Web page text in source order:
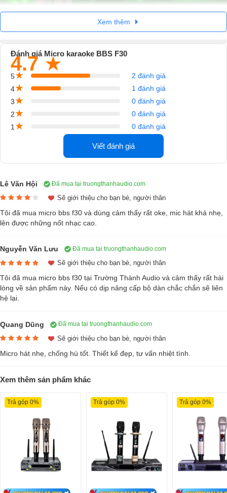
Những ưu điểm nổi bật
micro không dây karaokeBBS F30 với nhiều cải tiến
mới về vẻ bề ngoài vô cùng thu hút và không kém phần tinh tế, sang
cấp, siêu bền, sẽ luôn giữ được sự mới mẻ và tính thẩm mĩ mới cho
dù đã qua quá trình sử dụng lâu dài.
Bề ngoài của chiếc mic này được phủ một lớp sơn tĩnh điện có tác
dụng chống truyền điện, chống vân tay. Chỗ tay cầm được thiết kế khá
những tính năng hoàn hảo vừa rồi, bộ micro này còn có chất lượng
âm thanh vô cùng tuyệt hảo.
Bộ micro BBS F30 được thiết kế dành riêng cho nhu cầu giải trí bằng
karaoke, nên được trang bị cẩn thận góc tiếp âm rộng, vì vậy lúc sử
dụng không đòi hỏi bạn phải có cho mình những kỹ năng cầm mic tốt.
Phần tiếng phát ra của chiếc micro này có phần ấm hơn nếu so với
phiên bản micro trước và hét to vào mic cũng không bị vỡ tiếng.
Xem thêm
Đánh giá Micro karaoke BBS F30
4.7★
5★
2 đánh giá
4★
1 đánh giá
3★
0 đánh giá
2★
0 đánh giá
1 ★ 0 đánh giá
Viết đánh giá
Lê Văn Hội Đã mua tại truongthanhaudio.com
Sẽ giới thiệu cho bạn bè, người thân
Tôi đã mua micro bbs f30 và dùng cảm thấy rất oke, mic hát khá nhẹ,
lên được những nốt nhạc cao.
Nguyễn Văn Lưu Đã mua tại truongthanhaudio.com
Sẽ giới thiệu cho bạn bè, người thân
Tôi đã mua micro bbs f30 tại Trường Thành Audio và cảm thấy rất hài
lòng về sản phẩm này. Nếu có dịp nâng cấp bộ dàn chắc chắn sẽ liên
hệ lại.
Quang Dũng Đã mua tại truongthanhaudio.com
Sẽ giới thiệu cho bạn bè, người thân
Micro hát nhẹ, chống hú tốt. Thiết kế đẹp, tư vấn nhiệt tình.
Xem thêm sản phẩm khác
Trả góp 0% Trả góp 0% Trả góp 0%